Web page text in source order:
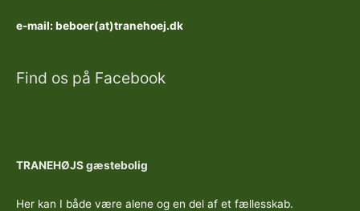
e-mail: beboer(at)tranehoej.dk
Find os på Facebook
TRANEHØJS gæstebolig
Her kan I både være alene og en del af et fællesskab.